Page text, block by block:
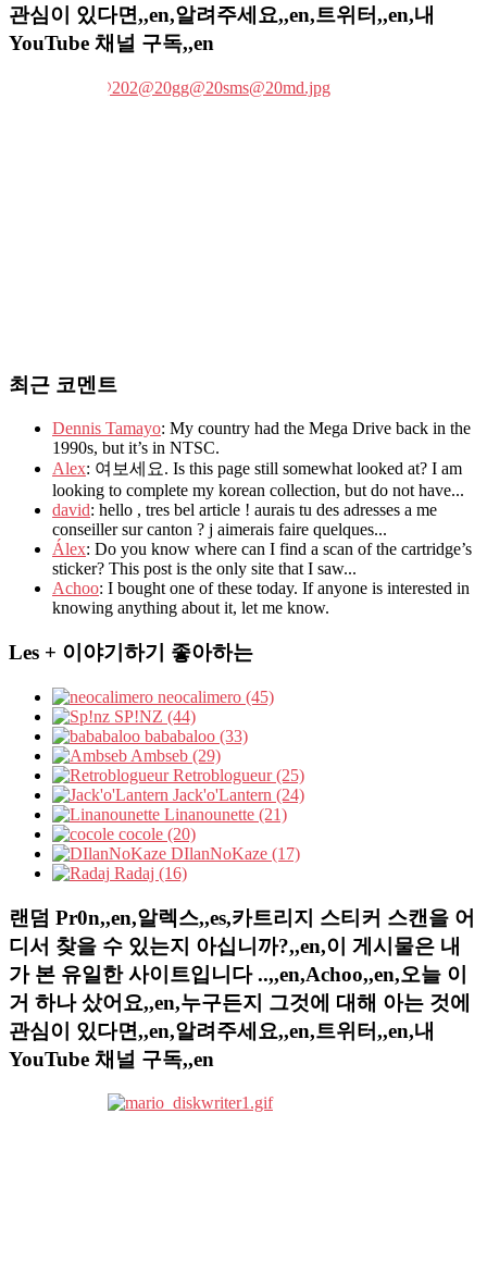
관심이 있다면,,en,알려주세요,,en,트위터,,en,내
YouTube 채널 구독,,en
최근 코멘트
Dennis Tamayo: My country had the Mega Drive back in the
1990s, but it’s in NTSC.
Alex: 여보세요. Is this page still somewhat looked at? I am
looking to complete my korean collection, but do not have...
david: hello , tres bel article ! aurais tu des adresses a me
conseiller sur canton ? j aimerais faire quelques...
Álex: Do you know where can I find a scan of the cartridge’s
sticker? This post is the only site that I saw...
Achoo: I bought one of these today. If anyone is interested in
knowing anything about it, let me know.
Les + 이야기하기 좋아하는
neocalimero (45)
SP!NZ (44)
bababaloo (33)
Ambseb (29)
Retroblogueur (25)
Jack'o'Lantern (24)
Linanounette (21)
cocole (20)
DIlanNoKaze (17)
Radaj (16)
랜덤 Pr0n,,en,알렉스,,es,카트리지 스티커 스캔을 어
디서 찾을 수 있는지 아십니까?,,en,이 게시물은 내
가 본 유일한 사이트입니다 ..,,en,Achoo,,en,오늘 이
거 하나 샀어요,,en,누구든지 그것에 대해 아는 것에
관심이 있다면,,en,알려주세요,,en,트위터,,en,내
YouTube 채널 구독,,en